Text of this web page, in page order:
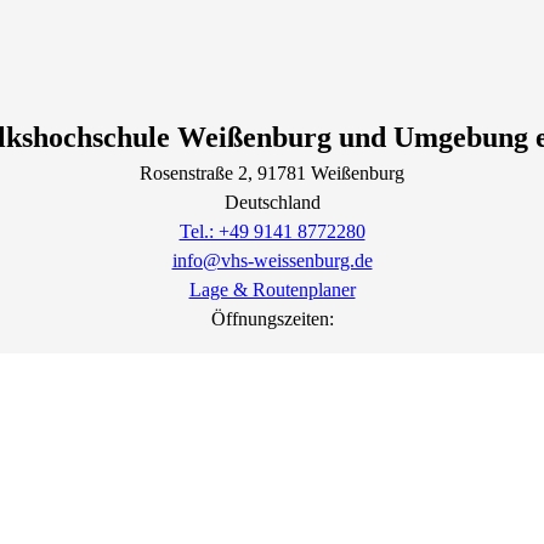
Weißenburg und Umgebung
Rosenstraße 2, 91781 Weißenburg
Deutschland
Tel.: +49 9141 8772280
info@vhs-weissenburg.de
Lage & Routenplaner
Öffnungszeiten: